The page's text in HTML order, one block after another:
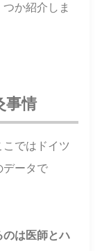
か紹介しま
事情
ではドイツ
データで
のは医師とハ